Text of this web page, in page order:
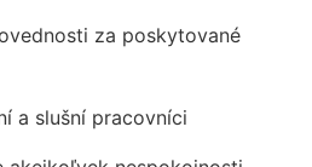
za poskytované
a slušní pracovníci